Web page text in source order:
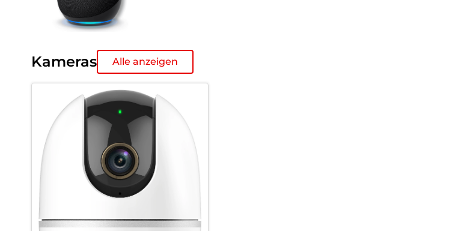
Kameras Alle anzeigen